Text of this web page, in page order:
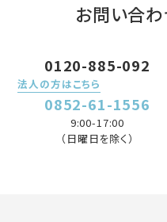
お問い合わ
0120-885-092
法人の方はこちら
0852-61-1556
9:00-17:00
（日曜日を除く）